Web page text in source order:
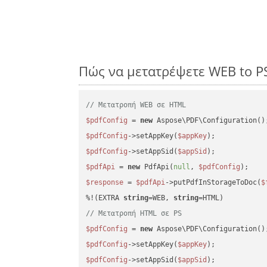
Πώς να μετατρέψετε WEB to
// Μετατροπή WEB σε HTML
$pdfConfig = new
$pdfConfig ->setAppKey( $appKey
$pdfConfig ->setAppSid( $appSid
$pdfApi = new PdfApi( null , $pdfConfig
$response = $pdfApi->putPdfInStorageToDoc(
%!(EXTRA string=WEB, string
// Μετατροπή HTML σε PS
$pdfConfig = new
$pdfConfig ->setAppKey( $appKey
$pdfConfig ->setAppSid( $appSid